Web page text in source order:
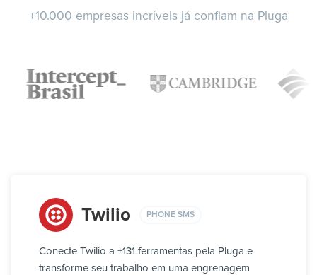
+10.000 empresas incríveis já confiam na Pluga
Twilio PHONE SMS
Conecte Twilio a +131 ferramentas pela Pluga e
transforme seu trabalho em uma engrenagem